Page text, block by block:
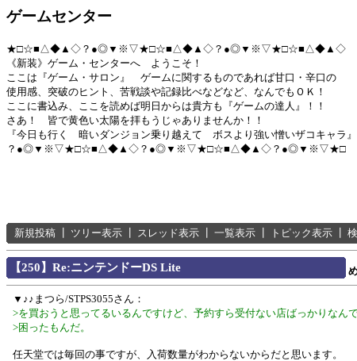
ゲームセンター
★□☆■△◆▲◇？●◎▼※▽★□☆■△◆▲◇？●◎▼※▽★□☆■△◆▲◇
《新装》ゲーム・センターへ ようこそ！
ここは『ゲーム・サロン』 ゲームに関するものであれば甘口・辛口の
使用感、突破のヒント、苦戦談や記録比べなどなど、なんでもＯＫ！
ここに書込み、ここを読めば明日からは貴方も『ゲームの達人』！！
さあ！ 皆で黄色い太陽を拝もうじゃありませんか！！
『今日も行く 暗いダンジョン乗り越えて ボスより強い憎いザコキャラ』
？●◎▼※▽★□☆■△◆▲◇？●◎▼※▽★□☆■△◆▲◇？●◎▼※▽★□
新規投稿 ツリー表示 スレッド表示 一覧表示 トピック表示
【250】Re:ニンテンドーDS Lite
▼♪♪まつら/STPS3055さん：
>を買おうと思ってるいるんですけど、予約すら受付ない店ばっかりなんで
>困ったもんだ。
任天堂では毎回の事ですが、入荷数量がわからないからだと思います。